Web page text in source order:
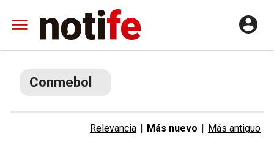
Conmebol
Relevancia | Más nuevo | Más antiguo